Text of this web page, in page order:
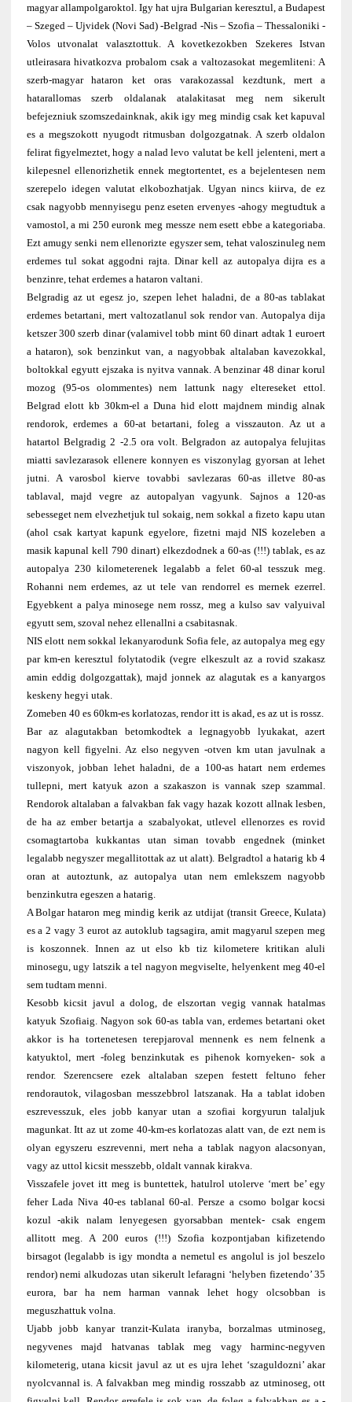
magyar allampolgaroktol. Igy hat ujra Bulgarian keresztul, a Budapest
– Szeged – Ujvidek (Novi Sad) -Belgrad -Nis – Szofia – Thessaloniki -
Volos utvonalat valasztottuk. A kovetkezokben Szekeres Istvan
utleirasara hivatkozva probalom csak a valtozasokat megemliteni: A
szerb-magyar hataron ket oras varakozassal kezdtunk, mert a
hatarallomas szerb oldalanak atalakitasat meg nem sikerult
befejezniuk szomszedainknak, akik igy meg mindig csak ket kapuval
es a megszokott nyugodt ritmusban dolgozgatnak. A szerb oldalon
felirat figyelmeztet, hogy a nalad levo valutat be kell jelenteni, mert a
kilepesnel ellenorizhetik ennek megtortentet, es a bejelentesen nem
szerepelo idegen valutat elkobozhatjak. Ugyan nincs kiirva, de ez
csak nagyobb mennyisegu penz eseten ervenyes -ahogy megtudtuk a
vamostol, a mi 250 euronk meg messze nem esett ebbe a kategoriaba.
Ezt amugy senki nem ellenorizte egyszer sem, tehat valoszinuleg nem
erdemes tul sokat aggodni rajta. Dinar kell az autopalya dijra es a
benzinre, tehat erdemes a hataron valtani.
Belgradig az ut egesz jo, szepen lehet haladni, de a 80-as tablakat
erdemes betartani, mert valtozatlanul sok rendor van. Autopalya dija
ketszer 300 szerb dinar (valamivel tobb mint 60 dinart adtak 1 euroert
a hataron), sok benzinkut van, a nagyobbak altalaban kavezokkal,
boltokkal egyutt ejszaka is nyitva vannak. A benzinar 48 dinar korul
mozog (95-os olommentes) nem lattunk nagy eltereseket ettol.
Belgrad elott kb 30km-el a Duna hid elott majdnem mindig alnak
rendorok, erdemes a 60-at betartani, foleg a visszauton. Az ut a
hatartol Belgradig 2 -2.5 ora volt. Belgradon az autopalya felujitas
miatti savlezarasok ellenere konnyen es viszonylag gyorsan at lehet
jutni. A varosbol kierve tovabbi savlezaras 60-as illetve 80-as
tablaval, majd vegre az autopalyan vagyunk. Sajnos a 120-as
sebesseget nem elvezhetjuk tul sokaig, nem sokkal a fizeto kapu utan
(ahol csak kartyat kapunk egyelore, fizetni majd NIS kozeleben a
masik kapunal kell 790 dinart) elkezdodnek a 60-as (!!!) tablak, es az
autopalya 230 kilometerenek legalabb a felet 60-al tesszuk meg.
Rohanni nem erdemes, az ut tele van rendorrel es mernek ezerrel.
Egyebkent a palya minosege nem rossz, meg a kulso sav valyuival
egyutt sem, szoval nehez ellenallni a csabitasnak.
NIS elott nem sokkal lekanyarodunk Sofia fele, az autopalya meg egy
par km-en keresztul folytatodik (vegre elkeszult az a rovid szakasz
amin eddig dolgozgattak), majd jonnek az alagutak es a kanyargos
keskeny hegyi utak.
Zomeben 40 es 60km-es korlatozas, rendor itt is akad, es az ut is rossz.
Bar az alagutakban betomkodtek a legnagyobb lyukakat, azert
nagyon kell figyelni. Az elso negyven -otven km utan javulnak a
viszonyok, jobban lehet haladni, de a 100-as hatart nem erdemes
tullepni, mert katyuk azon a szakaszon is vannak szep szammal.
Rendorok altalaban a falvakban fak vagy hazak kozott allnak lesben,
de ha az ember betartja a szabalyokat, utlevel ellenorzes es rovid
csomagtartoba kukkantas utan siman tovabb engednek (minket
legalabb negyszer megallitottak az ut alatt). Belgradtol a hatarig kb 4
oran at autoztunk, az autopalya utan nem emlekszem nagyobb
benzinkutra egeszen a hatarig.
A Bolgar hataron meg mindig kerik az utdijat (transit Greece, Kulata)
es a 2 vagy 3 eurot az autoklub tagsagira, amit magyarul szepen meg
is koszonnek. Innen az ut elso kb tiz kilometere kritikan aluli
minosegu, ugy latszik a tel nagyon megviselte, helyenkent meg 40-el
sem tudtam menni.
Kesobb kicsit javul a dolog, de elszortan vegig vannak hatalmas
katyuk Szofiaig. Nagyon sok 60-as tabla van, erdemes betartani oket
akkor is ha tortenetesen terepjaroval mennenk es nem felnenk a
katyuktol, mert -foleg benzinkutak es pihenok kornyeken- sok a
rendor. Szerencsere ezek altalaban szepen festett feltuno feher
rendorautok, vilagosban messzebbrol latszanak. Ha a tablat idoben
eszrevesszuk, eles jobb kanyar utan a szofiai korgyurun talaljuk
magunkat. Itt az ut zome 40-km-es korlatozas alatt van, de ezt nem is
olyan egyszeru eszrevenni, mert neha a tablak nagyon alacsonyan,
vagy az uttol kicsit messzebb, oldalt vannak kirakva.
Visszafele jovet itt meg is buntettek, hatulrol utolerve ‘mert be’ egy
feher Lada Niva 40-es tablanal 60-al. Persze a csomo bolgar kocsi
kozul -akik nalam lenyegesen gyorsabban mentek- csak engem
allitott meg. A 200 euros (!!!) Szofia kozpontjaban kifizetendo
birsagot (legalabb is igy mondta a nemetul es angolul is jol beszelo
rendor) nemi alkudozas utan sikerult lefaragni ‘helyben fizetendo’ 35
eurora, bar ha nem harman vannak lehet hogy olcsobban is
meguszhattuk volna.
Ujabb jobb kanyar tranzit-Kulata iranyba, borzalmas utminoseg,
negyvenes majd hatvanas tablak meg vagy harminc-negyven
kilometerig, utana kicsit javul az ut es ujra lehet ‘szaguldozni’ akar
nyolcvannal is. A falvakban meg mindig rosszabb az utminoseg, ott